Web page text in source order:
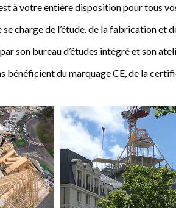
à votre entière disposition pour tous
charge de l’étude, de la fabrication
son bureau d’études intégré et son
bénéficient du marquage CE, de la